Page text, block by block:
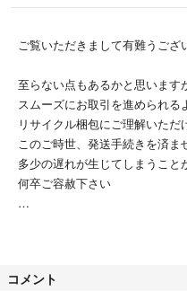
ご覧いただきまして有難うござ
至らない点もあるかと思います
スムーズにお取引を進められる
リサイクル梱包にご理解いただ
このご時世、発送手続きを済ま
多少の遅れが生じてしまうこと
何卒ご容赦下さい
喫煙者ではありませんが、現
コメント